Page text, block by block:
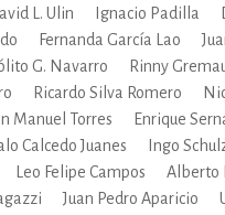
L. Ulin Ignacio Padilla
Fernanda García Lao
G. Navarro Rinny
Ricardo Silva Romero
Manuel Torres Enrique
Calcedo Juanes Ingo
Leo Felipe Campos Alberto
Juan Pedro Aparicio